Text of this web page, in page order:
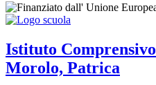
Istituto Comprensivo
Morolo, Patrica